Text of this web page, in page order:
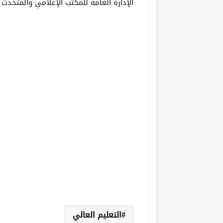
التعليم العالي